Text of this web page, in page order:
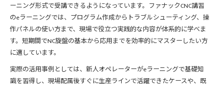
ーニング形式で受講できるようになっています。ファナックCNC講習
のeラーニングでは、プログラム作成からトラブルシューティング、操
作パネルの使い方まで、現場で役立つ実践的な内容が体系的に学べま
す。短期間でNC旋盤の基本から応用までを効率的にマスターしたい方
に適しています。
実際の活用事例としては、新人オペレーターがeラーニングで基礎知
識を習得し、現場配属後すぐに生産ラインで活躍できたケースや、既